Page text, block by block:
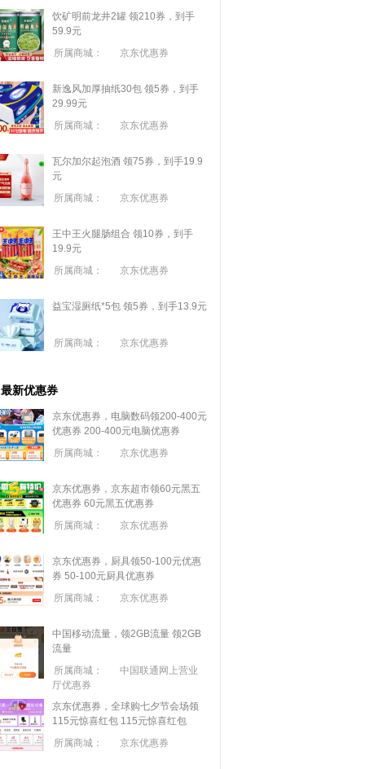
饮矿明前龙井2罐 领210券，到手
59.9元
所属商城：
京东优惠券
新逸风加厚抽纸30包 领5券，到手
29.99元
所属商城：
京东优惠券
瓦尔加尔起泡酒 领75券，到手19.9
元
所属商城：
京东优惠券
王中王火腿肠组合 领10券，到手
19.9元
所属商城：
京东优惠券
益宝湿厕纸*5包 领5券，到手13.9元
所属商城： 京东优惠券
最新优惠券
京东优惠券，电脑数码领200-400元
优惠券 200-400元电脑优惠券
所属商城：
京东优惠券
京东优惠券，京东超市领60元黑五
优惠券 60元黑五优惠券
所属商城：
京东优惠券
京东优惠券，厨具领50-100元优惠
券 50-100元厨具优惠券
所属商城：
京东优惠券
中国移动流量，领2GB流量 领2GB
流量
所属商城：
中国联通网上营业
厅优惠券
京东优惠券，全球购七夕节会场领
115元惊喜红包 115元惊喜红包
所属商城：
京东优惠券